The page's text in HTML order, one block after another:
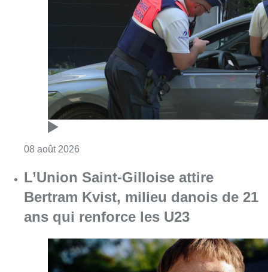
08 août 2026
L’Union Saint-Gilloise attire
Bertram Kvist, milieu danois de 21
ans qui renforce les U23